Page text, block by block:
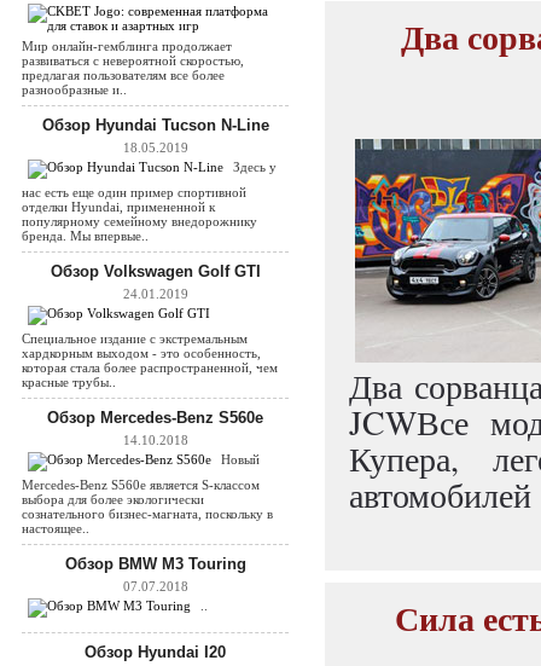
Мир онлайн-гемблинга продолжает
развиваться с невероятной скоростью,
предлагая пользователям все более
разнообразные и..
Обзор Hyundai Tucson N-Line
18.05.2019
Здесь у
нас есть еще один пример спортивной
отделки Hyundai, примененной к
популярному семейному внедорожнику
бренда. Мы впервые..
Обзор Volkswagen Golf GTI
24.01.2019
Специальное издание с экстремальным
хардкорным выходом - это особенность,
которая стала более распространенной, чем
красные трубы..
Обзор Mercedes-Benz S560e
14.10.2018
Новый
Mercedes-Benz S560e является S-классом
выбора для более экологически
сознательного бизнес-магната, поскольку в
настоящее..
Обзор BMW M3 Touring
07.07.2018
Обзор Hyundai I20
Два
Два
JCWВсе
Купера,
Сила